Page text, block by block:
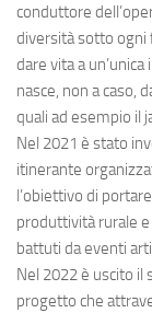
conduttore
diversità sotto ogni
dare vita a
nasce, non a caso,
quali ad esempio il
Nel 2021 è stato
itinerante
l’obiettivo di
produttività rurale
battuti da eventi
Nel 2022 è uscito il
progetto che